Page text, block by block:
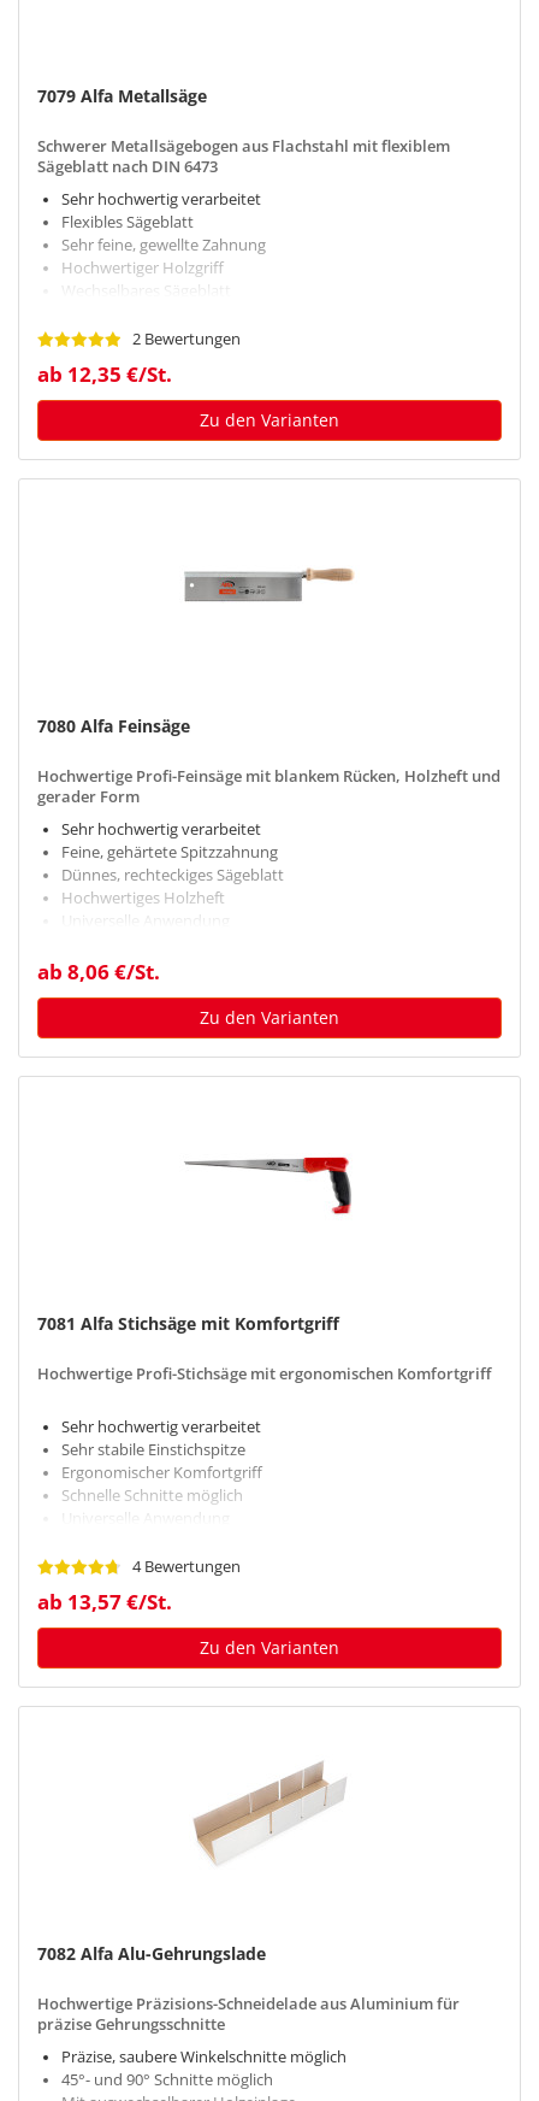
7079 Alfa Metallsäge
Schwerer Metallsägebogen aus Flachstahl mit flexiblem
Sägeblatt nach DIN 6473
Sehr hochwertig verarbeitet
Flexibles Sägeblatt
Sehr feine, gewellte Zahnung
Hochwertiger Holzgriff
Wechselbares Sägeblatt
2 Bewertungen
ab 12,35 €/St.
Zu den Varianten
7080 Alfa Feinsäge
Hochwertige Profi-Feinsäge mit blankem Rücken, Holzheft und
gerader Form
Sehr hochwertig verarbeitet
Feine, gehärtete Spitzzahnung
Dünnes, rechteckiges Sägeblatt
Hochwertiges Holzheft
Universelle Anwendung
ab 8,06 €/St.
Zu den Varianten
7081 Alfa Stichsäge mit Komfortgriff
Hochwertige Profi-Stichsäge mit ergonomischen Komfortgriff
Sehr hochwertig verarbeitet
Sehr stabile Einstichspitze
Ergonomischer Komfortgriff
Schnelle Schnitte möglich
Universelle Anwendung
4 Bewertungen
ab 13,57 €/St.
Zu den Varianten
7082 Alfa Alu-Gehrungslade
Hochwertige Präzisions-Schneidelade aus Aluminium für
präzise Gehrungsschnitte
Präzise, saubere Winkelschnitte möglich
45°- und 90° Schnitte möglich